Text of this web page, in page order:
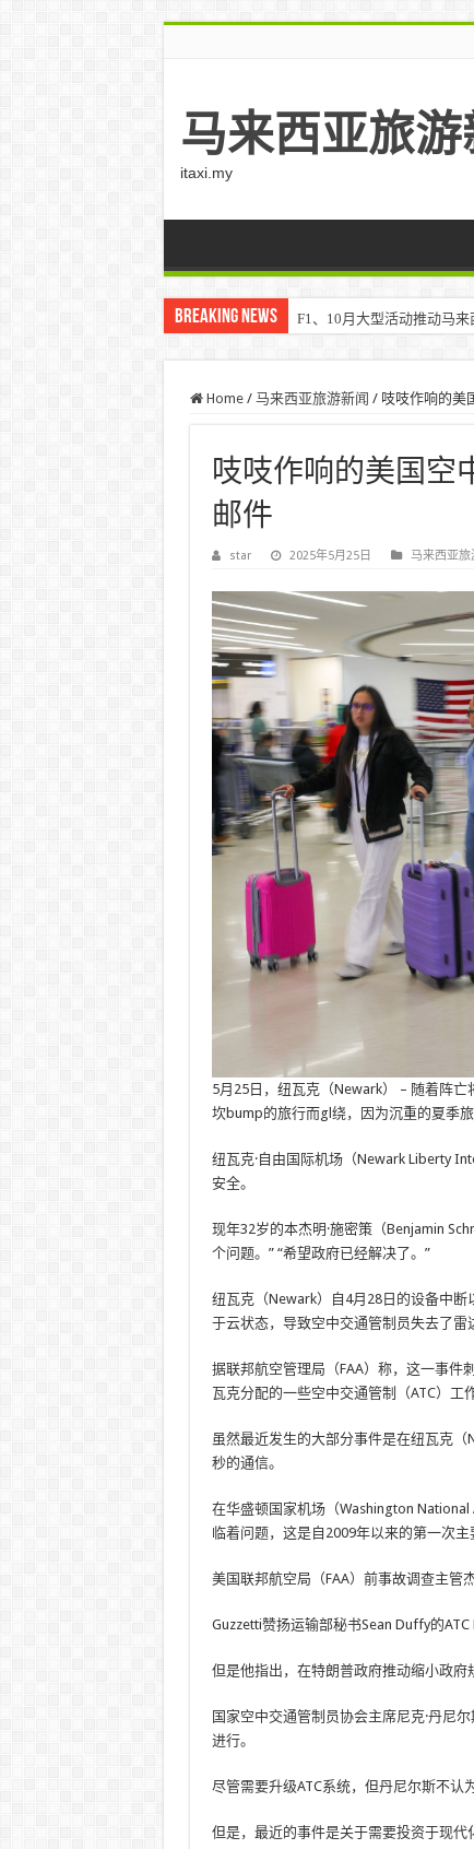
马来西亚旅游
itaxi.my
Breaking News F1、10月大型活动推动马来
Home / 马来西亚旅游新闻 / 吱吱作响的美
吱吱作响的美国空
邮件
star 2025年5月25日 马来西亚旅
5月25日，纽瓦克（Newark） – 随着阵
坎bump的旅行而gl绕，因为沉重的夏季
纽瓦克·自由国际机场（Newark Liberty
安全。
现年32岁的本杰明·施密策（Benjamin
个问题。” “希望政府已经解决了。”
纽瓦克（Newark）自4月28日的设备中
于云状态，导致空中交通管制员失去了雷
据联邦航空管理局（FAA）称，这一事件
瓦克分配的一些空中交通管制（ATC）工
虽然最近发生的大部分事件是在纽瓦克
秒的通信。
在华盛顿国家机场（Washington
临着问题，这是自2009年以来的第一次主
美国联邦航空局（FAA）前事故调查主管
Guzzetti赞扬运输部秘书Sean Duffy的
但是他指出，在特朗普政府推动缩小政府
国家空中交通管制员协会主席尼克·丹尼
进行。
尽管需要升级ATC系统，但丹尼尔斯不认
但是，最近的事件是关于需要投资于现代